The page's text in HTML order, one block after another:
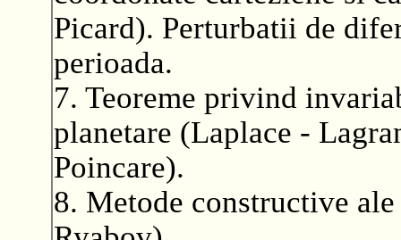
Picard). Perturbatii de
perioada.
7. Teoreme privind
planetare (Laplace -
Poincare).
8. Metode constructive